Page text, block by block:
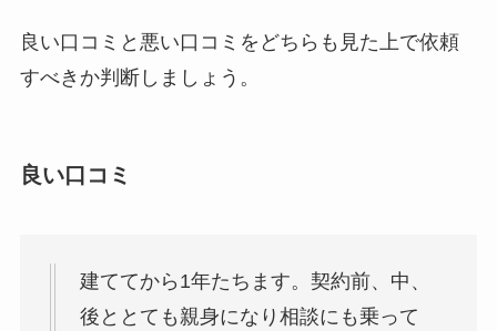
良い口コミと悪い口コミをどちらも見た上で依頼
すべきか判断しましょう。
良い口コミ
建ててから1年たちます。契約前、中、
後ととても親身になり相談にも乗って